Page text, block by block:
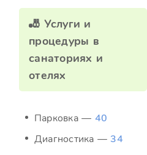
🎳 Услуги и
процедуры в
санаториях и
отелях
Парковка — 40
Диагностика — 34